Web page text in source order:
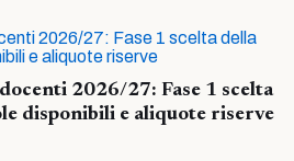
2026/27: Fase 1 scelta
disponibili e aliquote riserve